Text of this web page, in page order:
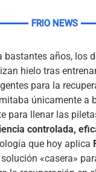
FRIO NEWS
bastantes años, los
hielo tras
para la
únicamente a
para llenar las
controlada,
que hoy aplica
«casera»